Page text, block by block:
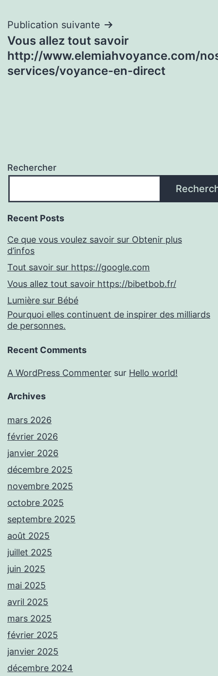
Publication suivante
Vous allez tout savoir
http://www.elemiahvoyance.com/
services/voyance-en-direct
Rechercher
Recent Posts
Ce que vous voulez savoir sur Obtenir plus
d’infos
Tout savoir sur https://google.com
Vous allez tout savoir https://bibetbob.fr/
Lumière sur Bébé
Pourquoi elles continuent de inspirer des milliards
de personnes.
Recent Comments
A WordPress Commenter sur Hello world!
Archives
mars 2026
février 2026
janvier 2026
décembre 2025
novembre 2025
octobre 2025
septembre 2025
août 2025
juillet 2025
juin 2025
mai 2025
avril 2025
mars 2025
février 2025
janvier 2025
décembre 2024